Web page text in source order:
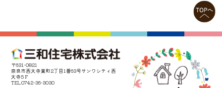
〒631-0821
奈良市西大寺東町2丁目1番63号サンワシティ西
大寺5Ｆ
TEL.0742-36-3030